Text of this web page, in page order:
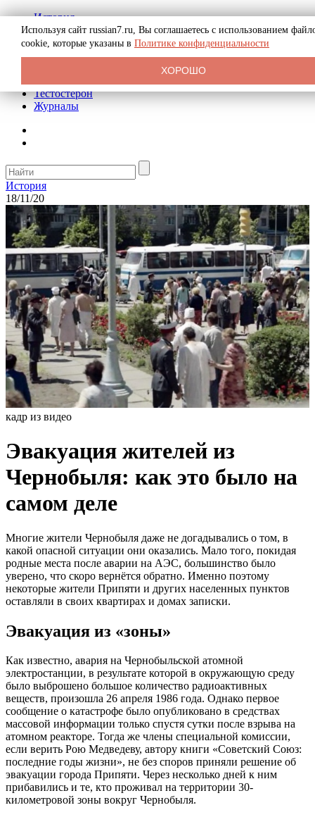
История
Биография
Криминал
Реклама на сайте
Тестостерон
Журналы
История
18/11/20
кадр из видео
Эвакуация жителей из
Чернобыля: как это было на
самом деле
Многие жители Чернобыля даже не догадывались о том, в
какой опасной ситуации они оказались. Мало того, покидая
родные места после аварии на АЭС, большинство было
уверено, что скоро вернётся обратно. Именно поэтому
некоторые жители Припяти и других населенных пунктов
оставляли в своих квартирах и домах записки.
Эвакуация из «зоны»
Как известно, авария на Чернобыльской атомной
электростанции, в результате которой в окружающую среду
было выброшено большое количество радиоактивных
веществ, произошла 26 апреля 1986 года. Однако первое
сообщение о катастрофе было опубликовано в средствах
массовой информации только спустя сутки после взрыва на
атомном реакторе. Тогда же члены специальной комиссии,
если верить Рою Медведеву, автору книги «Советский Союз:
последние годы жизни», не без споров приняли решение об
эвакуации города Припяти. Через несколько дней к ним
прибавились и те, кто проживал на территории 30-
километровой зоны вокруг Чернобыля.
Используя сайт russian7.ru, Вы соглашаетесь с использованием
cookie, которые указаны в Политике конфиденциальности
ХОРОШО